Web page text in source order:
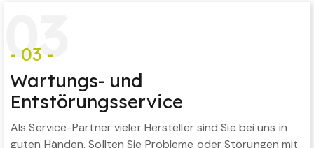
03
- 03 -
Wartungs- und
Entstörungsservice
Als Service-Partner vieler Hersteller sind Sie bei uns in
guten Händen. Sollten Sie Probleme oder Störungen mit